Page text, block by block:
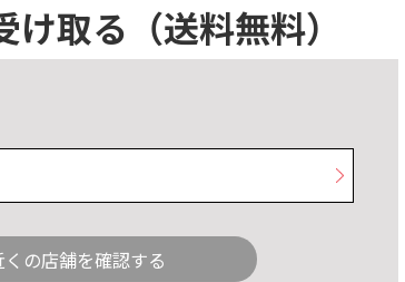
け取る （送料無料）
くの店舗を確認する